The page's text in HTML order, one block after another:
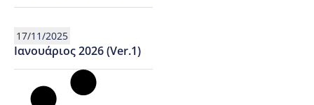
17/11/2025
Ιανουάριος 2026 (Ver.1)